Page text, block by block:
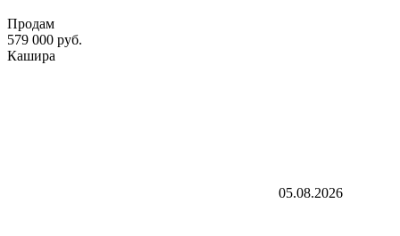
Продам
579 000 руб.
Кашира
05.08.2026